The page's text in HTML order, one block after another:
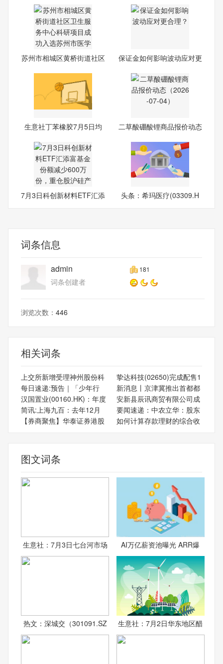
苏州市相城区黄桥街道社区
保证金如何影响波动应对更
生意社丁苯橡胶7月5日均
二草酸硼酸锂商品报价动态
7月3日科创新材料ETF汇添
头条：希玛医疗(03309.H
词条信息
admin 181
词条创建者
浏览次数： 446
相关词条
上交所新增受理神州股份科
挚达科技(02650)完成配售1
每日速递:预告｜「少年行
新消息丨京津冀推出首都都
汉国置业(00160.HK)：年度
安新县辰讯商贸有限公司成
简讯:上海九百：去年12月
要闻速递：中农立华：股东
【券商聚焦】华泰证券港股
如何计算存款理财的综合收
图文词条
生意社：7月3日七台河市场 AI万亿薪资池曝光 ARR爆
热文：深城交（301091.SZ 生意社：7月2日华东地区醋